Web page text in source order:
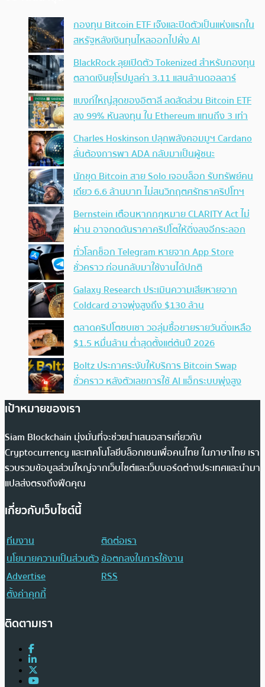
กองทุน Bitcoin ETF เจ๊งและปิดตัวเป็นแห่งแรกใน
สหรัฐหลังเงินทุนไหลออกไปฝั่ง AI
BlackRock ลุยเปิดตัว Tokenized สำหรับกองทุน
ตลาดเงินยุโรปมูลค่า 3.11 แสนล้านดอลลาร์
แบงก์ใหญ่สุดของอิตาลี ลดสัดส่วน Bitcoin ETF
ลง 99% หันลงทุน ใน Ethereum แทนถึง 3 เท่า
Charles Hoskinson ปลุกพลังคอมมูฯ Cardano
ลั่นต้องการพา ADA กลับมาเป็นผู้ชนะ
นักขุด Bitcoin สาย Solo เจอบล็อก รับทรัพย์คน
เดียว 6.6 ล้านบาท ไม่สนวิกฤตศรัทธาคริปโทฯ
Bernstein เตือนหากกฎหมาย CLARITY Act ไม่
ผ่าน อาจกดดันราคาคริปโตให้ดิ่งลงอีกระลอก
ทั่วโลกช็อก Telegram หายจาก App Store
ชั่วคราว ก่อนกลับมาใช้งานได้ปกติ
Galaxy Research ประเมินความเสียหายจาก
Coldcard อาจพุ่งสูงถึง $130 ล้าน
ตลาดคริปโตซบเซา วอลุ่มซื้อขายรายวันดิ่งเหลือ
$1.5 หมื่นล้าน ต่ำสุดตั้งแต่ต้นปี 2026
Boltz ประกาศระงับให้บริการ Bitcoin Swap
ชั่วคราว หลังตัวเลขการใช้ AI แฮ็กระบบพุ่งสูง
เป้าหมายของเรา
Siam Blockchain มุ่งมั่นที่จะช่วยนำเสนอสารเกี่ยวกับ
Cryptocurrency และเทคโนโลยีบล็อกเชนเพื่อคนไทย ในภาษาไทย เรา
รวบรวมข้อมูลส่วนใหญ่จากเว็บไซต์และเว็บบอร์ดต่างประเทศและนำมา
แปลส่งตรงถึงฟีดคุณ
เกี่ยวกับเว็บไซต์นี้
ทีมงาน
ติดต่อเรา
นโยบายความเป็นส่วนตัวข้อตกลงในการใช้งาน
Advertise
RSS
ตั้งค่าคุกกี้
ติดตามเรา